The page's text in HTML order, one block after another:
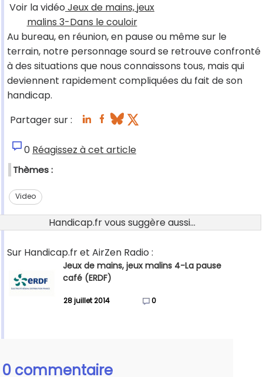
Voir la vidéo Jeux de mains, jeux
malins 3-Dans le couloir
Au bureau, en réunion, en pause ou même sur le
terrain, notre personnage sourd se retrouve confronté
à des situations que nous connaissons tous, mais qui
deviennent rapidement compliquées du fait de son
handicap.
Partager sur :
0 Réagissez à cet article
Thèmes :
Video
Handicap.fr vous suggère aussi...
Sur Handicap.fr et AirZen Radio :
Jeux de mains, jeux malins 4-La pause
café (ERDF)
28 juillet 2014 0
0 commentaire